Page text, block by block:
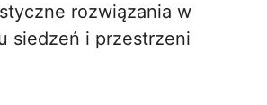
rozwiązania w
siedzeń i przestrzeni